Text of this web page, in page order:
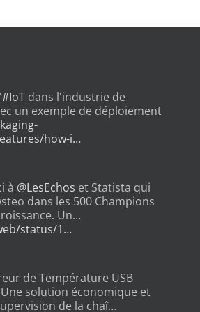
#IoT dans l'industrie de
un exemple de déploiement
how-i…
à @LesEchos et Statista qui
dans les 500 Champions
Un…
status/1…
de Température USB
solution économique et
de la chaî…